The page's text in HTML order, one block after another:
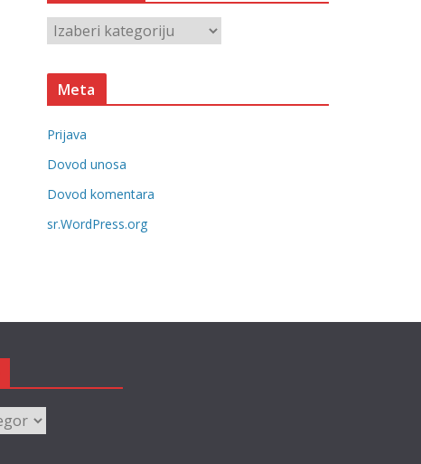
v
a
t
o
r
i
e
Meta
Prijava
Dovod unosa
Dovod komentara
sr.WordPress.org